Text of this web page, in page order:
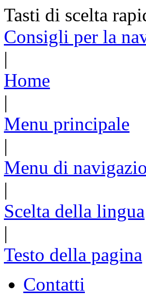
Tasti di scelta
Consigli per la
|
Home
|
Menu principale
|
Menu di
|
Scelta della lingua
|
Testo della pagina
Contatti